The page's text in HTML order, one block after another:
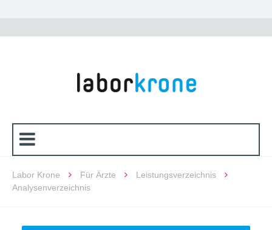
Labor Krone Für Ärzte
Leistungsverzeichnis
Analysenverzeichnis